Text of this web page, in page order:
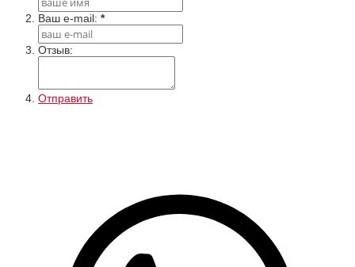
Ваш e-mail: *
Отзыв:
Отправить